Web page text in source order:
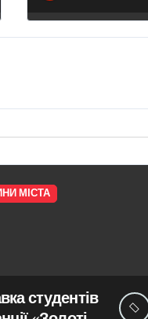
МІСТА
студентів